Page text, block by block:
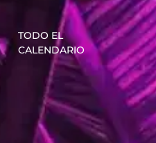
TODO EL
CALENDARIO